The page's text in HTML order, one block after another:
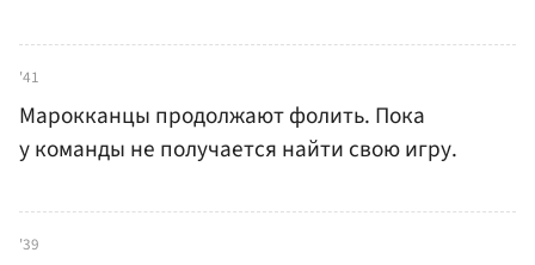
'41
Марокканцы продолжают фолить. Пока
у команды не получается найти свою игру.
'39